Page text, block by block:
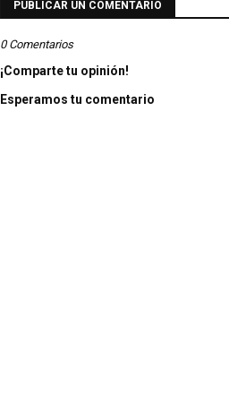
PUBLICAR UN COMENTARIO
0 Comentarios
¡Comparte tu opinión!
Esperamos tu comentario